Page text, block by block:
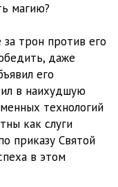
09:31
10:31
магию?
трон против его
даже
его
в наихудшую
технологий
как слуги
приказу Святой
в этом